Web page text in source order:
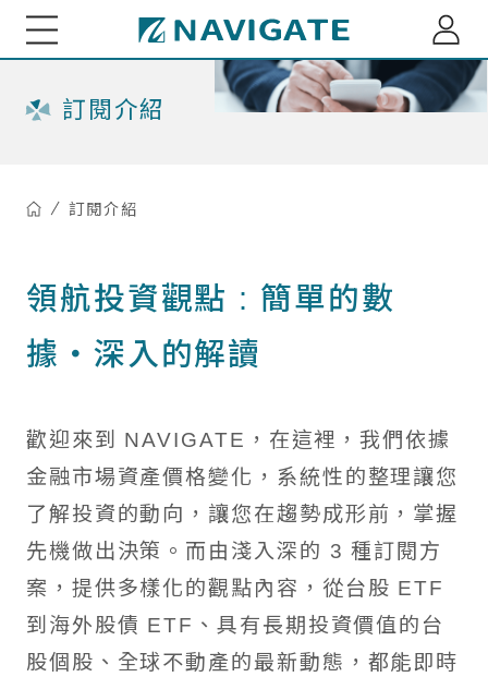
展新證券投資顧問股份有限公司 Navigate
關於我們
每月市場趨勢剖析
精選台股投組建議
全球資金流向脈動
台股基金ETF觀測
境外基金流向掃描
國際焦點黑馬個股
台股精選成長個股
國際名家深度觀察
訂閱介紹
訂閱介紹
訂閱介紹
領航投資觀點 : 簡單的數
據‧深入的解讀
歡迎來到 NAVIGATE，在這裡，我們依據
金融市場資產價格變化，系統性的整理讓您
了解投資的動向，讓您在趨勢成形前，掌握
先機做出決策。而由淺入深的 3 種訂閱方
案，提供多樣化的觀點內容，從台股 ETF
到海外股債 ETF、具有長期投資價值的台
股個股、全球不動產的最新動態，都能即時